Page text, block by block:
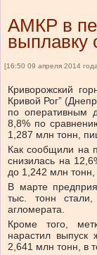
АМКР в
выплавку
[16:50 09 апреля 2014
Криворожский
Кривой Рог”
по оперативным
8,8% по
1,287 млн тонн,
Как сообщили на
снизилась на
до 1,242 млн
В марте
тыс. тонн
агломерата.
Кроме того,
нарастил выпуск
2,641 млн тонн, в